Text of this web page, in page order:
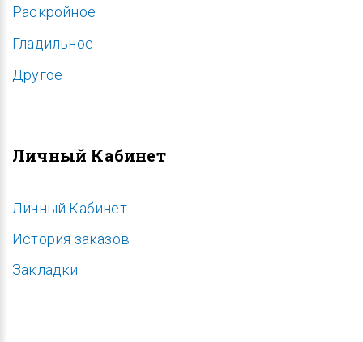
Раскройное
Гладильное
Другое
Личный Кабинет
Личный Кабинет
История заказов
Закладки